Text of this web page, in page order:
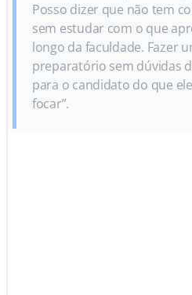
Posso dizer que não tem
sem estudar com o que
longo da faculdade. Fazer
preparatório sem dúvidas
para o candidato do que
focar”.